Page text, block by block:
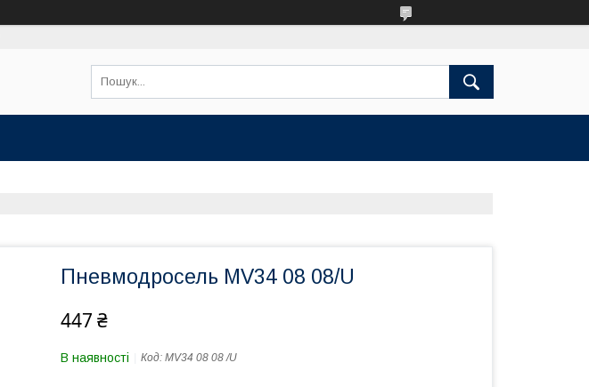
Пневмодросель MV34 08 08/U
447 ₴
В наявності Код: MV34 08 08 /U